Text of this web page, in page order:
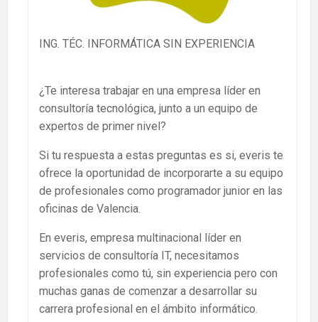
ING. TÉC. INFORMÁTICA SIN EXPERIENCIA
¿Te interesa trabajar en una empresa líder en
consultoría tecnológica, junto a un equipo de
expertos de primer nivel?
Si tu respuesta a estas preguntas es si, everis te
ofrece la oportunidad de incorporarte a su equipo
de profesionales como programador junior en las
oficinas de Valencia.
En everis, empresa multinacional líder en
servicios de consultoría IT, necesitamos
profesionales como tú, sin experiencia pero con
muchas ganas de comenzar a desarrollar su
carrera profesional en el ámbito informático.